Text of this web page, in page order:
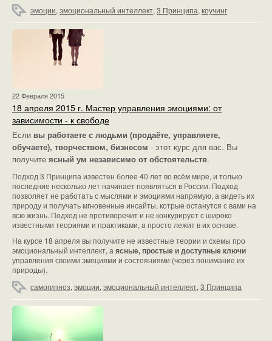
эмоции, эмоциональный интеллект, 3 Принципа, коучинг
22 Февраля 2015
18 апреля 2015 г. Мастер управления эмоциями: от
зависимости - к свободе
Если вы работаете с людьми (продаёте, управляете,
обучаете), творчеством, бизнесом - этот курс для вас. Вы
получите ясный ум независимо от обстоятельств.
Подход 3 Принципа известен более 40 лет во всём мире, и только
последние несколько лет начинает появляться в России. Подход
позволяет не работать с мыслями и эмоциями напрямую, а видеть их
природу и получать мгновенные инсайты, котрые останутся с вами на
всю жизнь. Подход не противоречит и не конкурирует с широко
известными теориями и практиками, а просто лежит в их основе.
На курсе 18 апреля вы получите не известные теории и схемы про
эмоциональный интеллект, а ясные, простые и доступные ключи
управления своими эмоциями и состояниями (через понимание их
природы).
самогипноз, эмоции, эмоциональный интеллект, 3 Принципа